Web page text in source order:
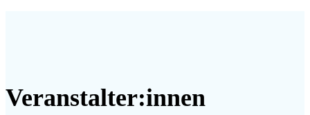
Veranstalter:innen